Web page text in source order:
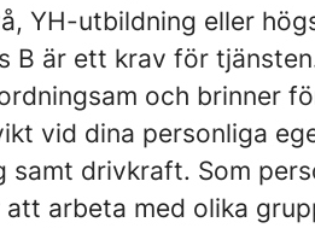
YH-utbildning eller
B är ett krav för
och brinner
vid dina personliga
samt drivkraft. Som
arbeta med olika